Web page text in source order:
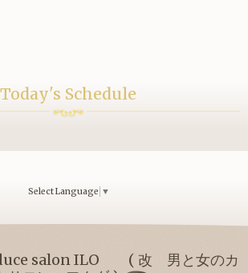
Today's Schedule
Select Language ▼
salon ILO ( 改 男と女のカ